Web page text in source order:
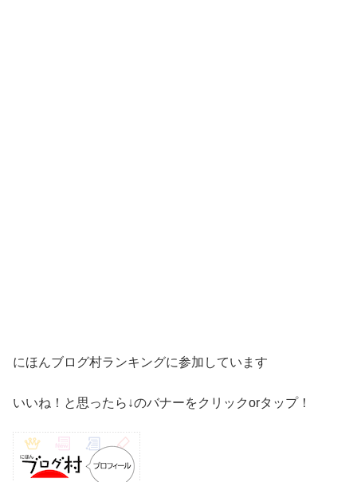
にほんブログ村ランキングに参加しています
いいね！と思ったら↓のバナーをクリックorタップ！